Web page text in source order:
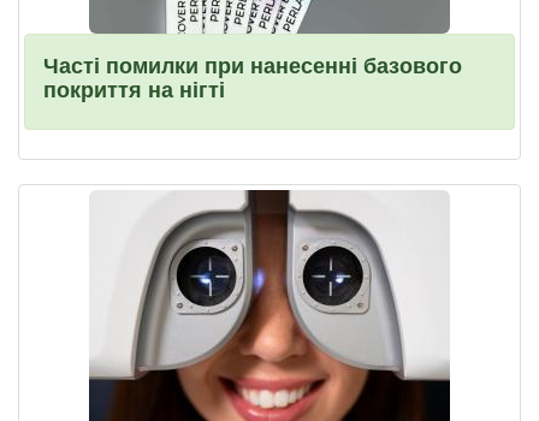
Часті помилки при нанесенні базового
покриття на нігті